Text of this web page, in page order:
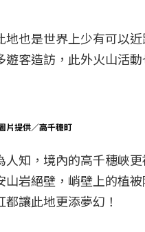
也是世界上少有可以
客造訪，此外火山活
片提供／高千穗町
知，境內的高千穗峽
岩絕壁，峭壁上的植
讓此地更添夢幻！